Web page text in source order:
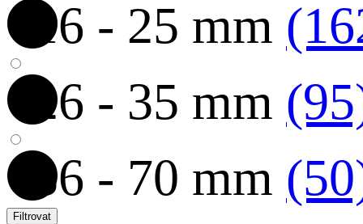
16 - 25 mm
26 - 35 mm
36 - 70 mm
Filtrovat